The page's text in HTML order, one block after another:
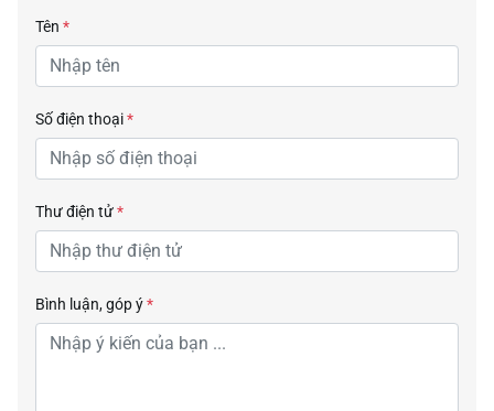
Tên *
Số điện thoại*
Thư điện tử*
Bình luận, góp ý*